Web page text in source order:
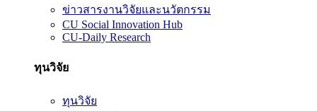
ข่าวสารงานวิจัยและนวัตกรรม
CU Social Innovation Hub
CU-Daily Research
ทุนวิจัย
ทุนวิจัย